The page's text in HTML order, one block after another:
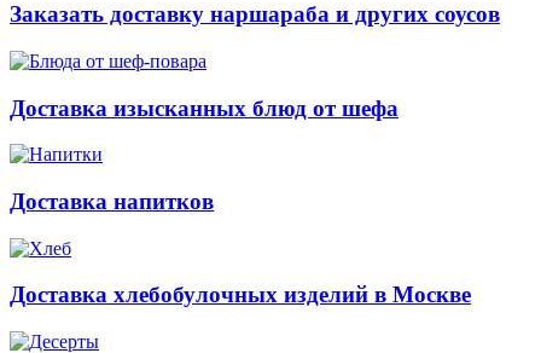
Заказать доставку наршараба и других соусов
Доставка изысканных блюд от шефа
Доставка напитков
Доставка хлебобулочных изделий в Москве